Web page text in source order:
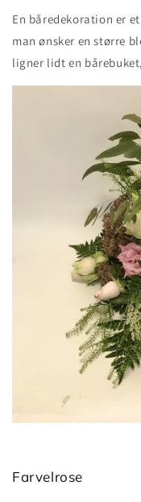
En båredekoration er
man ønsker en større
ligner lidt en
Farvelrose